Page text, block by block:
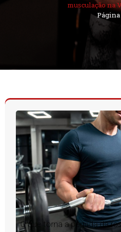
musculação na
Página
O que torna a pegada da